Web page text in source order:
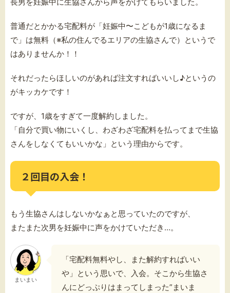
普通だとかかる宅配料が「妊娠中〜こどもが1歳になるま
で」は無料（※私の住んでるエリアの生協さんで）というで
はありませんか！！
それだったらほしいのがあれば注文すればいいし♪というの
がキッカケです！
ですが、1歳をすぎて一度解約しました。
「自分で買い物にいくし、わざわざ宅配料を払ってまで生協
さんをしなくてもいいかな」という理由からです。
２回目の入会！
もう生協さんはしないかなぁと思っていたのですが、
またまた次男を妊娠中に声をかけていただき…。
まいまい
「宅配料無料やし、また解約すればいい
や」という思いで、入会。そこから生協さ
んにどっぷりはまってしまった”まいま